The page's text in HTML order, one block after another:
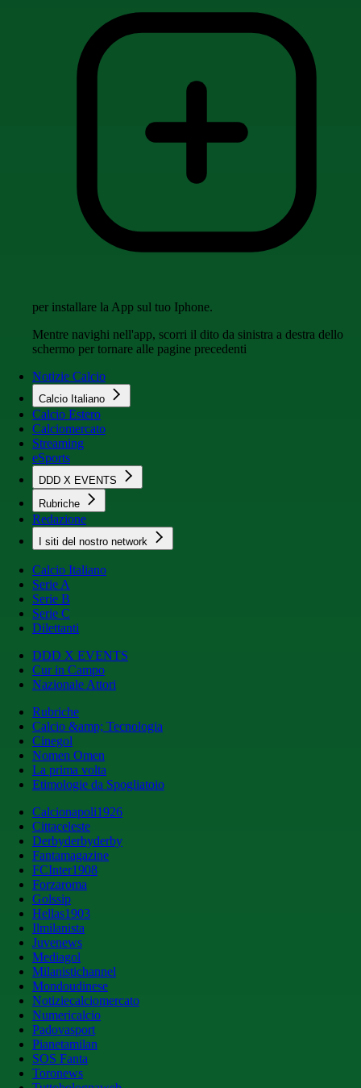
per installare la App sul tuo Iphone.
Mentre navighi nell'app, scorri il dito da sinistra a destra dello
schermo per tornare alle pagine precedenti
Notizie Calcio
Calcio Italiano
Calcio Estero
Calciomercato
Streaming
eSports
DDD X EVENTS
Rubriche
Redazione
I siti del nostro network
Calcio Italiano
Serie A
Serie B
Serie C
Dilettanti
DDD X EVENTS
Cur in Campo
Nazionale Attori
Rubriche
Calcio &amp; Tecnologia
Cinegol
Nomen Omen
La prima volta
Etimologie da Spogliatoio
Calcionapoli1926
Cittaceleste
Derbyderbyderby
Fantamagazine
FCInter1908
Forzaroma
Golssip
Hellas1903
Ilmilanista
Juvenews
Mediagol
Milanistichannel
Mondoudinese
Notiziecalciomercato
Numericalcio
Padovasport
Pianetamilan
SOS Fanta
Toronews